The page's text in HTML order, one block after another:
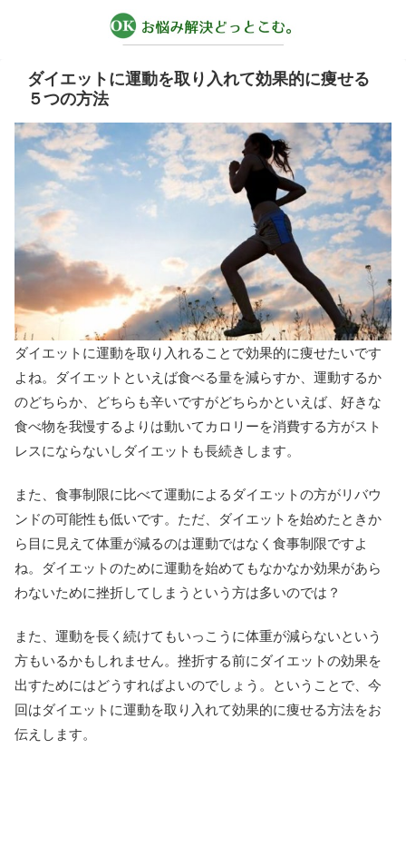
ダイエットに運動を取り入れて効果的に痩せる
５つの方法
ダイエットに運動を取り入れることで効果的に痩せたいです
よね。ダイエットといえば食べる量を減らすか、運動するか
のどちらか、どちらも辛いですがどちらかといえば、好きな
食べ物を我慢するよりは動いてカロリーを消費する方がスト
レスにならないしダイエットも長続きします。
また、食事制限に比べて運動によるダイエットの方がリバウ
ンドの可能性も低いです。ただ、ダイエットを始めたときか
ら目に見えて体重が減るのは運動ではなく食事制限ですよ
ね。ダイエットのために運動を始めてもなかなか効果があら
わないために挫折してしまうという方は多いのでは？
また、運動を長く続けてもいっこうに体重が減らないという
方もいるかもしれません。挫折する前にダイエットの効果を
出すためにはどうすればよいのでしょう。ということで、今
回はダイエットに運動を取り入れて効果的に痩せる方法をお
伝えします。